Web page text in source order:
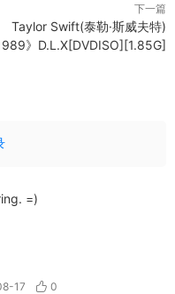
下一篇
Taylor Swift(泰勒·斯威夫特)
1989》D.L.X[DVDISO][1.85G]
=)
17 0